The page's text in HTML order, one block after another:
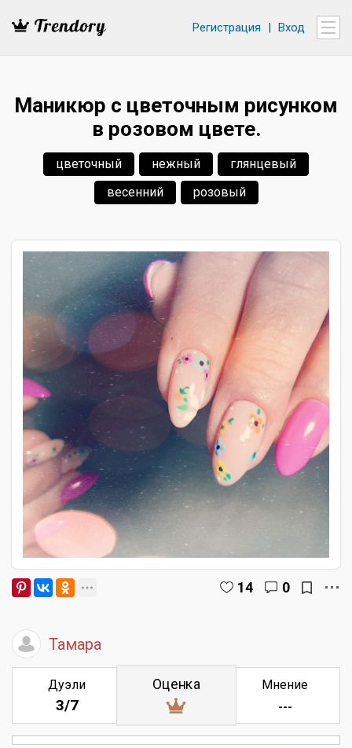
Регистрация | Вход
Маникюр с цветочным рисунком
в розовом цвете.
цветочный нежный
глянцевый
весенний
розовый
14 0
Тамара
Дуэли
3/7
Оценка Мнение
---